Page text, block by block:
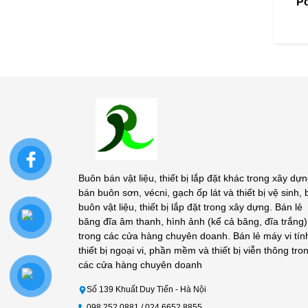
Buôn bán vật liệu, thiết bị lắp đặt khác trong xây
bán buôn sơn, vécni, gạch ốp lát và thiết bị vệ sinh,
buôn vật liệu, thiết bị lắp đặt trong xây dựng. Bán lẻ
băng đĩa âm thanh, hình ảnh (kể cả băng, đĩa trắng)
trong các cửa hàng chuyên doanh. Bán lẻ máy vi
thiết bị ngoại vi, phần mềm và thiết bị viễn thông
các cửa hàng chuyên doanh
Số 139 Khuất Duy Tiến - Hà Nội